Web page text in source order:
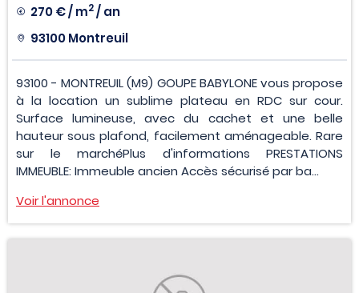
270 € / m2/ an
93100 Montreuil
93100 - MONTREUIL (M9) GOUPE BABYLONE vous propose
à la location un sublime plateau en RDC sur cour.
Surface lumineuse, avec du cachet et une belle
hauteur sous plafond, facilement aménageable. Rare
sur le marchéPlus d'informations PRESTATIONS
IMMEUBLE: Immeuble ancien Accès sécurisé par ba...
Voir l'annonce